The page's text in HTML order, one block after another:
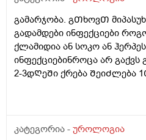
გამარჯობა. გᲗხოვᲗ
გადამდები ინფექციები
ქლამიდია ან სოკო ან
ინფექციებინროცა არ გაქვს
2-3დᲦეᲨი ქრება ᲨეიᲫლება
კატეგორია - უროლოგია